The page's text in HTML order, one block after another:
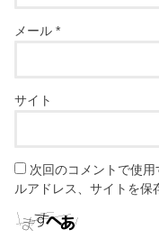
メール*
サイト
次回のコメントで使
ルアドレス、サイトを保